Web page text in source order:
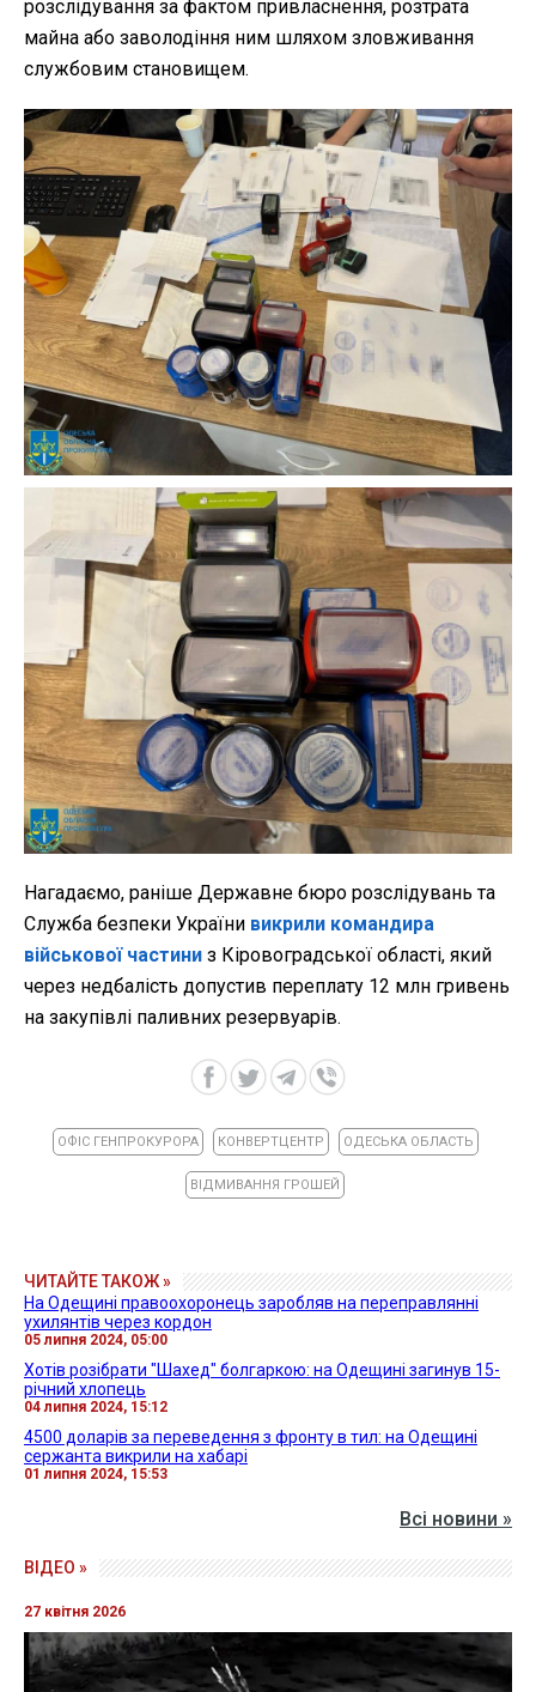
розслідування за фактом привласнення, розтрата
майна або заволодіння ним шляхом зловживання
службовим становищем.
Нагадаємо, раніше Державне бюро розслідувань та
Служба безпеки України викрили командира
військової частини з Кіровоградської області, який
через недбалість допустив переплату 12 млн гривень
на закупівлі паливних резервуарів.
ОФІС ГЕНПРОКУРОРА КОНВЕРТЦЕНТР ОДЕСЬКА ОБЛАСТЬ
ВІДМИВАННЯ ГРОШЕЙ
ЧИТАЙТЕ ТАКОЖ »
На Одещині правоохоронець заробляв на переправлянні
ухилянтів через кордон
05 липня 2024, 05:00
Хотів розібрати "Шахед" болгаркою: на Одещині загинув 15-
річний хлопець
04 липня 2024, 15:12
4500 доларів за переведення з фронту в тил: на Одещині
сержанта викрили на хабарі
01 липня 2024, 15:53
Всі новини »
ВІДЕО »
27 квітня 2026